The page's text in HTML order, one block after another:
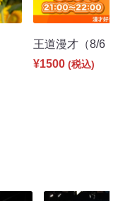
王道漫才（8/6
¥1500 (税込)